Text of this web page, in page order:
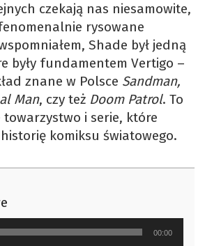
czekają nas niesamowite,
rysowane
Shade był jedną
były fundamentem Vertigo –
znane w Polsce Sandman,
Man, czy też Doom Patrol. To
towarzystwo i serie, które
komiksu światowego.
00:00